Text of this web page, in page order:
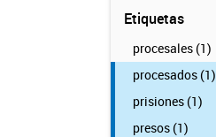
Etiquetas
procesales (1)
procesados (1)
prisiones (1)
presos (1)